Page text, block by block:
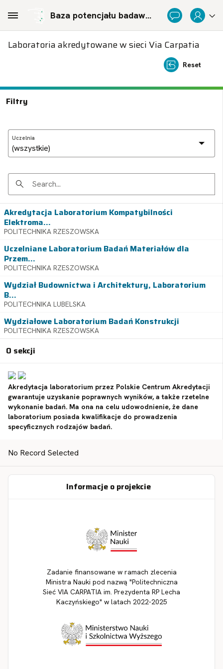
Baza potencjału badawczego Politechnicznej Sieci Via Carpatia im. Prezydenta RP Lecha Kaczyńskiego
Laboratoria akredytowane w sieci Via Carpatia
Reset
Filtry
Uczelnia
Search
Akredytacja Laboratorium Kompatybilności
Elektroma...
POLITECHNIKA RZESZOWSKA
Uczelniane Laboratorium Badań Materiałów dla
Przem...
POLITECHNIKA RZESZOWSKA
Wydział Budownictwa i Architektury, Laboratorium
B...
POLITECHNIKA LUBELSKA
Wydziałowe Laboratorium Badań Konstrukcji
POLITECHNIKA RZESZOWSKA
O sekcji
Akredytacja laboratorium przez Polskie Centrum Akredytacji
gwarantuje uzyskanie poprawnych wyników, a także rzetelne
wykonanie badań. Ma ona na celu udowodnienie, że dane
laboratorium posiada kwalifikacje do prowadzenia
specyficznych rodzajów badań.
No Record Selected
Informacje o projekcie
Zadanie finansowane w ramach zlecenia
Ministra Nauki pod nazwą "Politechniczna
Sieć VIA CARPATIA im. Prezydenta RP Lecha
Kaczyńskiego" w latach 2022-2025